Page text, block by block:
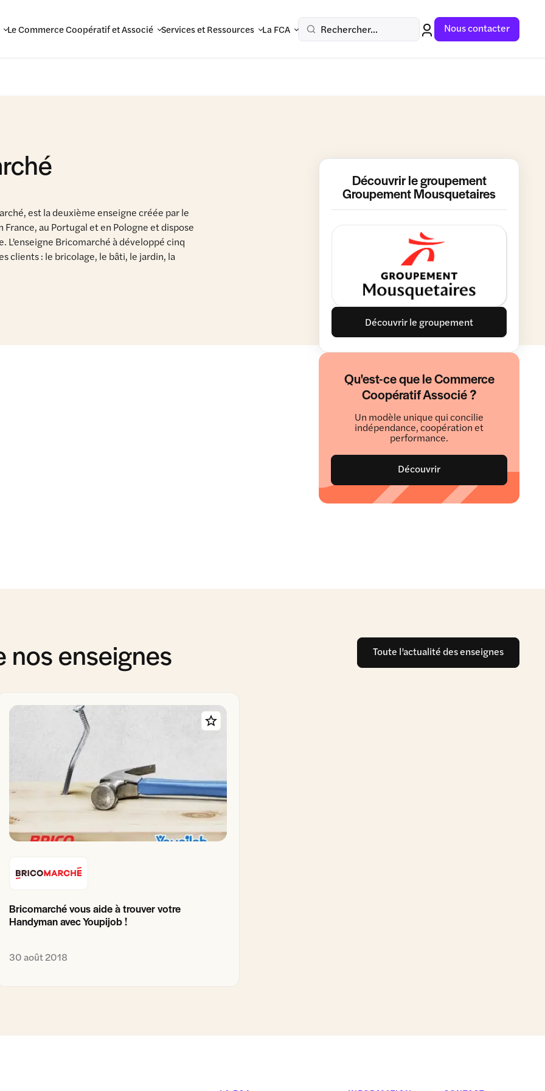
Le Commerce Coopératif et Associé Services et Ressources La FCA Rechercher... Nous contacter
est la deuxième enseigne créée par le
au Portugal et en Pologne et dispose
L’enseigne Bricomarché à développé cinq
clients : le bricolage, le bâti, le jardin, la
Découvrir le groupement
Groupement Mousquetaires
Découvrir le groupement
Qu'est-ce que le Commerce
Coopératif Associé ?
Un modèle unique qui concilie
indépendance, coopération et
performance.
Découvrir
nos enseignes Toute l’actualité des enseignes
Bricomarché vous aide à trouver votre
Handyman avec Youpijob !
30 août 2018